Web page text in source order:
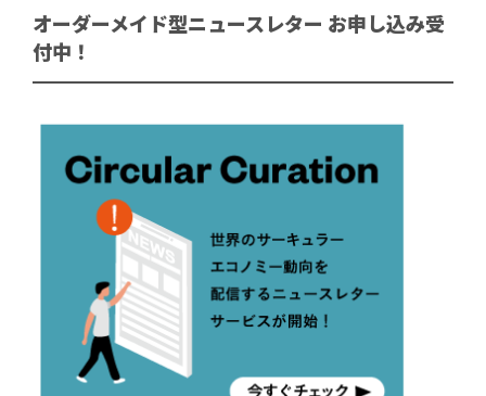
オーダーメイド型ニュースレター お申し込み受
付中！